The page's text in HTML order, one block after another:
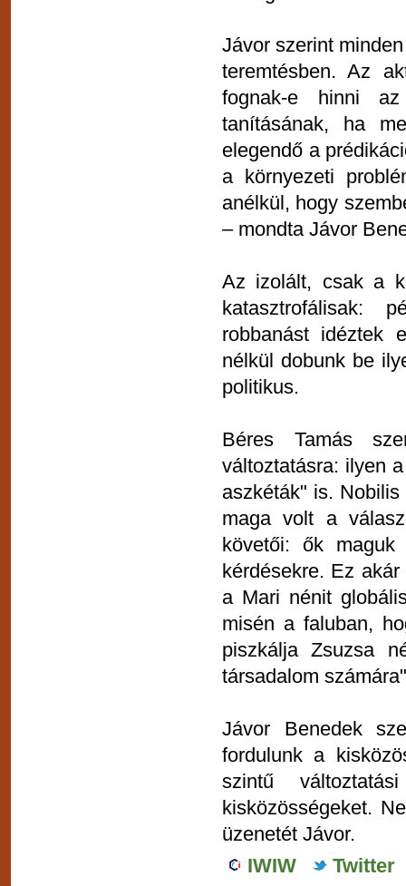
Jávor szerint
teremtésben. Az
fognak-e hinni
tanításának, ha
elegendő a
a környezeti
anélkül, hogy
– mondta Jávor
Az izolált, csak a
katasztrofálisak:
robbanást idéztek
nélkül dobunk be
politikus.
Béres Tamás
változtatásra: ilyen
aszkéták" is.
maga volt a
követői: ők
kérdésekre. Ez
a Mari nénit
misén a faluban,
piszkálja Zsuzsa
társadalom
Jávor Benedek
fordulunk a
szintű
kisközösségeket.
üzenetét Jávor.
IWIW
Twitter